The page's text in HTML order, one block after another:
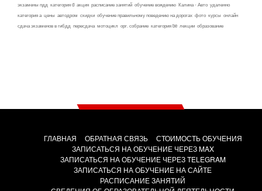
экзамены пдд категория d акция расписание занятий обучение вождению Калина - Авто удаленно
категория а цены автодром скидки обучение правильному поведению на дорогах фото курсы онлайн
сдача экзаменов в гибдд пересдача мотоцикл орг. собрание категория be лекции образование
ГЛАВНАЯ ОБРАТНАЯ СВЯЗЬ
СТОИМОСТЬ ОБУЧЕНИЯ
ЗАПИСАТЬСЯ НА ОБУЧЕНИЕ ЧЕРЕЗ MAX
ЗАПИСАТЬСЯ НА ОБУЧЕНИЕ ЧЕРЕЗ TELEGRAM
ЗАПИСАТЬСЯ НА ОБУЧЕНИЕ НА САЙТЕ
РАСПИСАНИЕ ЗАНЯТИЙ